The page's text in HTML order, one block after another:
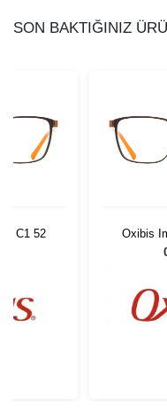
SON BAKTIĞINIZ
C1 52 Oxibis